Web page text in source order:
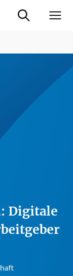
Suche ein-/
Digitale